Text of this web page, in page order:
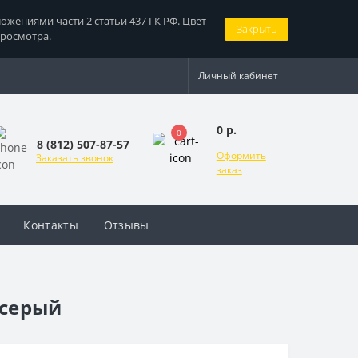
части 2 статьи 437 ГК РФ. Цвет
Закрыть
Личный кабинет
8 (812) 507-87-57
Заказать звонок
0 0 р.
Оформить
заказ
Контакты Отзывы